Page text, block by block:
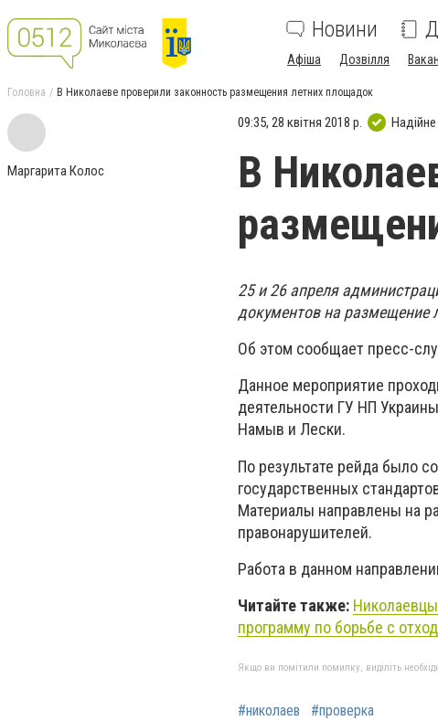
Новини
Афіша Дозвілля
Головна В Николаеве проверили законность размещения летних площадок
Маргарита Колос
09:35, 28 квітня 2018 р.
В
25 и 26 апреля
документов на размещение
Об этом сообщает пресс-
Данное мероприятие
деятельности ГУ НП
Намыв и Лески.
По результате рейда было
государственных
Материалы направлены на
правонарушителей.
Работа в данном
Читайте также:
программу по борьбе с
Якщо ви помітили помилку, виділіть
#николаев #проверка